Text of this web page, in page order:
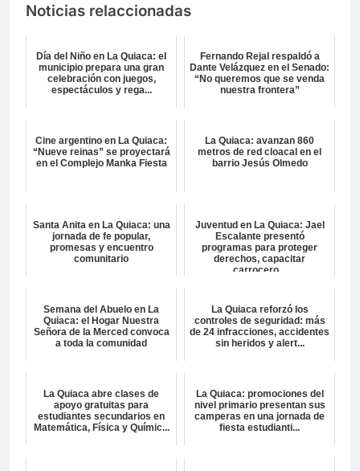
Noticias relaccionadas
Día del Niño en La Quiaca: el
municipio prepara una gran
celebración con juegos,
espectáculos y rega...
Fernando Rejal respaldó a
Dante Velázquez en el Senado:
“No queremos que se venda
nuestra frontera”
Cine argentino en La Quiaca:
“Nueve reinas” se proyectará
en el Complejo Manka Fiesta
La Quiaca: avanzan 860
metros de red cloacal en el
barrio Jesús Olmedo
Santa Anita en La Quiaca: una
jornada de fe popular,
promesas y encuentro
comunitario
Juventud en La Quiaca: Jael
Escalante presentó
programas para proteger
derechos, capacitar
carrocero...
Semana del Abuelo en La
Quiaca: el Hogar Nuestra
Señora de la Merced convoca
a toda la comunidad
La Quiaca reforzó los
controles de seguridad: más
de 24 infracciones, accidentes
sin heridos y alert...
La Quiaca abre clases de
apoyo gratuitas para
estudiantes secundarios en
Matemática, Física y Químic...
La Quiaca: promociones del
nivel primario presentan sus
camperas en una jornada de
fiesta estudianti...